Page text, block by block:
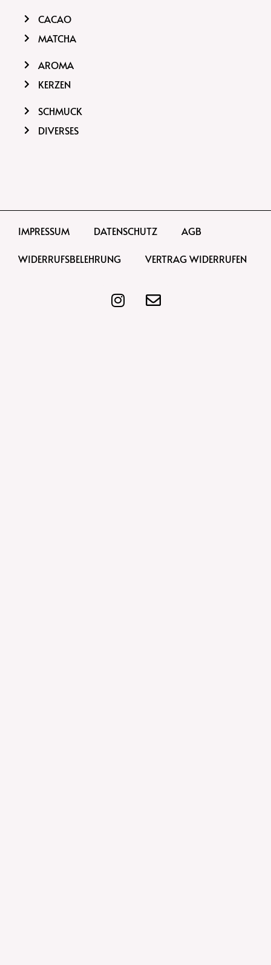
CACAO
MATCHA
AROMA
KERZEN
SCHMUCK
DIVERSES
IMPRESSUM DATENSCHUTZ AGB
WIDERRUFSBELEHRUNG VERTRAG WIDERRUFEN